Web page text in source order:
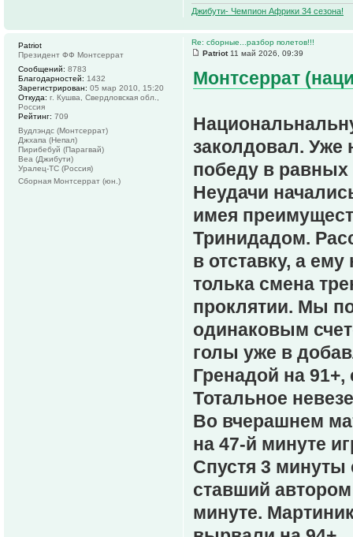
Джибути- Чемпион Африки 34 сезона!
Re: сборные...разбор полетов!!!
Patriot11 май 2026, 09:39
Монтсеррат
заколдовал. Уже
победу в
Неудачи
имея
Тринидадом.
в отставку, а
толька смена
проклятии. Мы
одинаковым
голы уже в
Гренадой на
Тотальное
Во вчерашнем
на 47-й минуте
Спустя 3 минуты
ставший
минуте.
Patriot
Президент ФФ Монтсеррат
Сообщений: 8783
Благодарностей: 1432
Зарегистрирован: 05 мар 2010, 15:20
Откуда: г. Кушва, Свердловская обл.,
Россия
Рейтинг: 709
Вудлэндс (Монтсеррат)
Джхапа (Непал)
Пирибебуй (Парагвай)
Веа (Джибути)
Уралец-ТС (Россия)
Сборная Монтсеррат (юн.)